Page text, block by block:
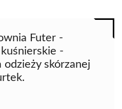
Futer -
-
skórzanej